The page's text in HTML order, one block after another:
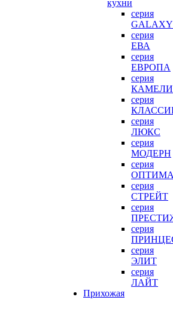
кухни
серия
GALAXY
серия
ЕВА
серия
ЕВРОПА
серия
серия
серия
ЛЮКС
серия
МОДЕРН
серия
серия
СТРЕЙТ
серия
серия
серия
ЭЛИТ
серия
ЛАЙТ
Прихожая